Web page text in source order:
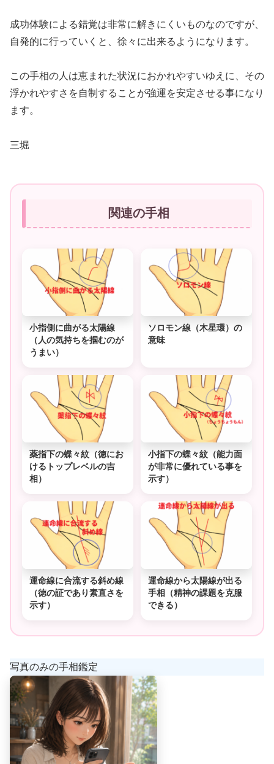
成功体験による錯覚は非常に解きにくいものなのですが、
自発的に行っていくと、徐々に出来るようになります。
この手相の人は恵まれた状況におかれやすいゆえに、その
浮かれやすさを自制することが強運を安定させる事になり
ます。
三堀
関連の手相
小指側に曲がる太陽線
（人の気持ちを掴むのが
うまい）
ソロモン線（木星環）の
意味
薬指下の蝶々紋（徳にお
けるトップレベルの吉
相）
小指下の蝶々紋（能力面
が非常に優れている事を
示す）
運命線に合流する斜め線
（徳の証であり素直さを
示す）
運命線から太陽線が出る
手相（精神の課題を克服
できる）
写真のみの手相鑑定